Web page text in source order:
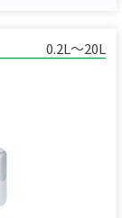
備。
より高い清浄
0.2L～20L